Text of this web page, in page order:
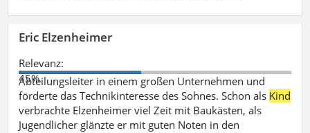
Eric Elzenheimer
Relevanz:
45%
Abteilungsleiter in einem großen Unternehmen und
förderte das Technikinteresse des Sohnes. Schon als Kind
verbrachte Elzenheimer viel Zeit mit Baukästen, als
Jugendlicher glänzte er mit guten Noten in den